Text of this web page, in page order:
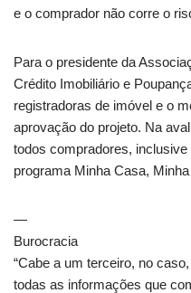
e o comprador não corre o
Para o presidente da
Crédito Imobiliário e
registradoras de imóvel e o
aprovação do projeto. Na
todos compradores,
programa Minha Casa,
—
Burocracia
“Cabe a um terceiro, no
todas as informações que